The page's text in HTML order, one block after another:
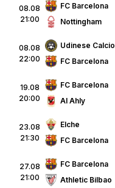
08.08
21:00
FC Barcelona
Nottingham
08.08
22:00
Udinese Calcio
FC Barcelona
19.08
20:00
FC Barcelona
Al Ahly
23.08
21:30
Elche
FC Barcelona
27.08
21:00
FC Barcelona
Athletic Bilbao